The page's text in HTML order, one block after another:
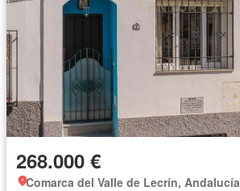
268.000 €
Comarca del Valle de Lecrín, Andalucía